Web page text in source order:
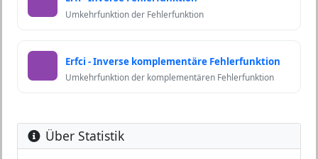
Umkehrfunktion der Fehlerfunktion
Erfci - Inverse komplementäre Fehlerfunktion
Umkehrfunktion der komplementären Fehlerfunktion
Über Statistik